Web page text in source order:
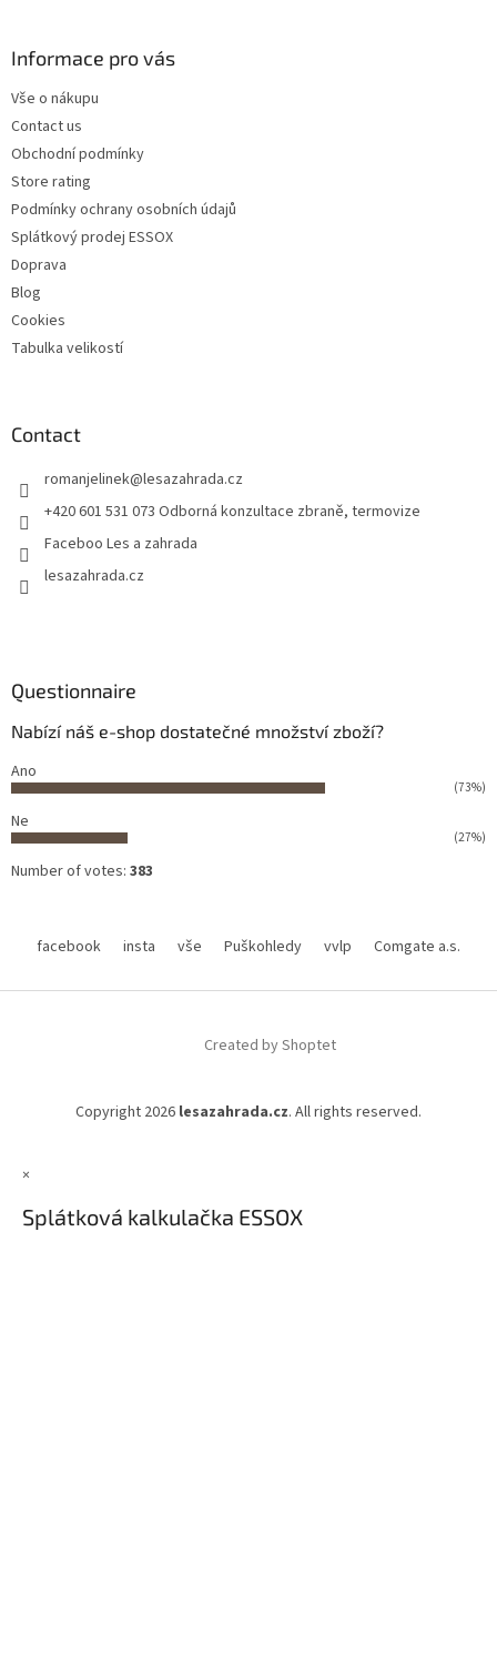
Informace pro vás
Vše o nákupu
Contact us
Obchodní podmínky
Store rating
Podmínky ochrany osobních údajů
Splátkový prodej ESSOX
Doprava
Blog
Cookies
Tabulka velikostí
Contact
romanjelinek@lesazahrada.cz
+420 601 531 073 Odborná konzultace zbraně, termovize
Faceboo Les a zahrada
lesazahrada.cz
Questionnaire
Nabízí náš e-shop dostatečné množství zboží?
Ano
(73%)
Ne
(27%)
Number of votes: 383
facebook insta vše Puškohledy vvlp Comgate a.s.
Created by Shoptet
Copyright 2026 lesazahrada.cz. All rights reserved.
×
Splátková kalkulačka ESSOX